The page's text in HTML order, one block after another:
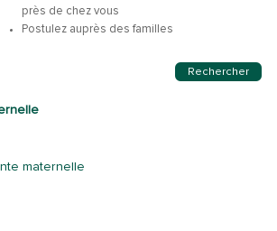
près de chez vous
Postulez auprès des familles
Rechercher
maternelle